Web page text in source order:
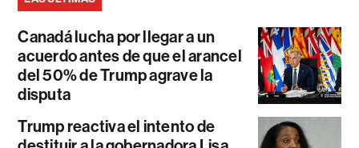
Canadá lucha por llegar a un
acuerdo antes de que el arancel
del 50% de Trump agrave la
disputa
Trump reactiva el intento de